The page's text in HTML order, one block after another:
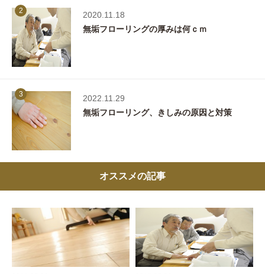
2
2020.11.18
無垢フローリングの厚みは何ｃｍ
3
2022.11.29
無垢フローリング、きしみの原因と対策
オススメの記事